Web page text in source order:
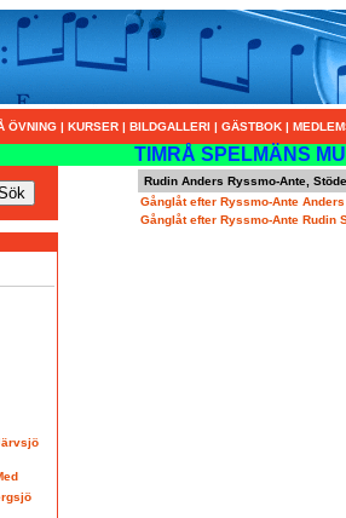
ÖVNING | KURSER | BILDGALLERI | GÄSTBOK |
TIMRÅ SPELMÄNS
Rudin Anders Ryssmo-Ante,
Gånglåt efter Ryssmo-Ante
Gånglåt efter Ryssmo-Ante Rudin